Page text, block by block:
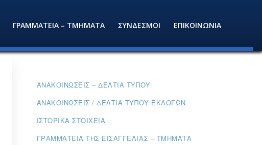
ΓΡΑΜΜΑΤΕΙΑ – ΤΜΗΜΑΤΑ ΣΥΝΔΕΣΜΟΙ ΕΠΙΚΟΙΝΩΝΙΑ
ΑΝΑΚΟΙΝΏΣΕΙΣ – ΔΕΛΤΊΑ ΤΎΠΟΥ
ΑΝΑΚΟΙΝΏΣΕΙΣ / ΔΕΛΤΊΑ ΤΎΠΟΥ ΕΚΛΟΓΏΝ
ΙΣΤΟΡΙΚΆ ΣΤΟΙΧΕΊΑ
ΓΡΑΜΜΑΤΕΊΑ ΤΗΣ ΕΙΣΑΓΓΕΛΊΑΣ – ΤΜΉΜΑΤΑ